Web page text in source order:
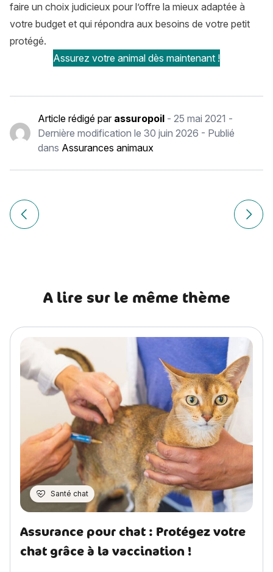
faire un choix judicieux pour l’offre la mieux adaptée à
votre budget et qui répondra aux besoins de votre petit
protégé.
Assurez votre animal dès maintenant !
Article rédigé par assuropoil -25 mai 2021 -
Dernière modification le30 juin 2026 - Publié
dans Assurances animaux
Navigation
de
Article précédent Assurance maladie animaux : QuelleArticle
A lire sur le même thème
Santé chat
Assurance pour chat : Protégez votre
chat grâce à la vaccination !